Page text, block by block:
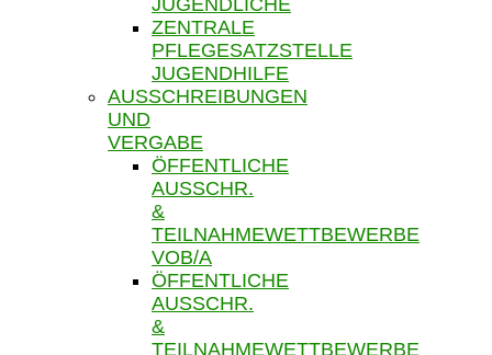
JUGENDLICHE
ZENTRALE
PFLEGESATZSTELLE
JUGENDHILFE
AUSSCHREIBUNGEN
UND
VERGABE
ÖFFENTLICHE
AUSSCHR.
&
TEILNAHMEWETTBEWERBE
VOB/A
ÖFFENTLICHE
AUSSCHR.
&
TEILNAHMEWETTBEWERBE